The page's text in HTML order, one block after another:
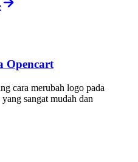
Opencart
cara merubah logo pada
sangat mudah dan